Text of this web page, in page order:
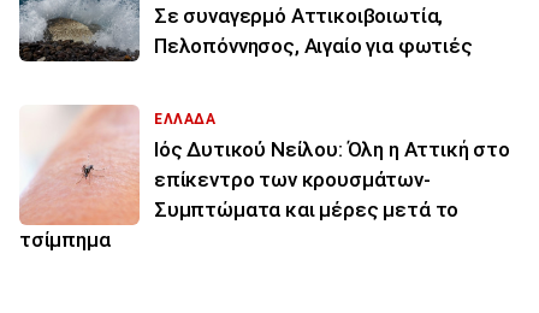
Σε συναγερμό Αττικοιβοιωτία,
Πελοπόννησος, Αιγαίο για φωτιές
ΕΛΛΑΔΑ
Ιός Δυτικού Νείλου: Όλη η Αττική στο
επίκεντρο των κρουσμάτων-
Συμπτώματα και μέρες μετά το
τσίμπημα